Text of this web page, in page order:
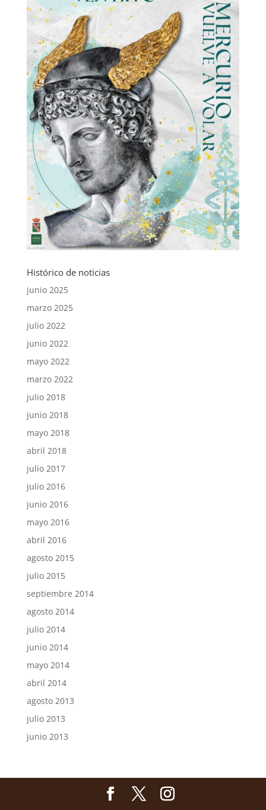
Histórico de noticias
junio 2025
marzo 2025
julio 2022
junio 2022
mayo 2022
marzo 2022
julio 2018
junio 2018
mayo 2018
abril 2018
julio 2017
julio 2016
junio 2016
mayo 2016
abril 2016
agosto 2015
julio 2015
septiembre 2014
agosto 2014
julio 2014
junio 2014
mayo 2014
abril 2014
agosto 2013
julio 2013
junio 2013